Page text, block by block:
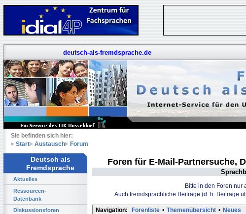
deutsch-als-fremdsprache.de
Sie befinden sich hier:
Start
Austausch Forum
Deutsch als
Fremdsprache
Aktuelles
Ressourcen-
Datenbank
Diskussionsforen
Foren für E-Mail-Partnersuche,
Bitte in den Foren nur
Auch fremdsprachliche Beiträge (d. h. Beiträge
Navigation: Forenliste • Themenübersicht • Neues